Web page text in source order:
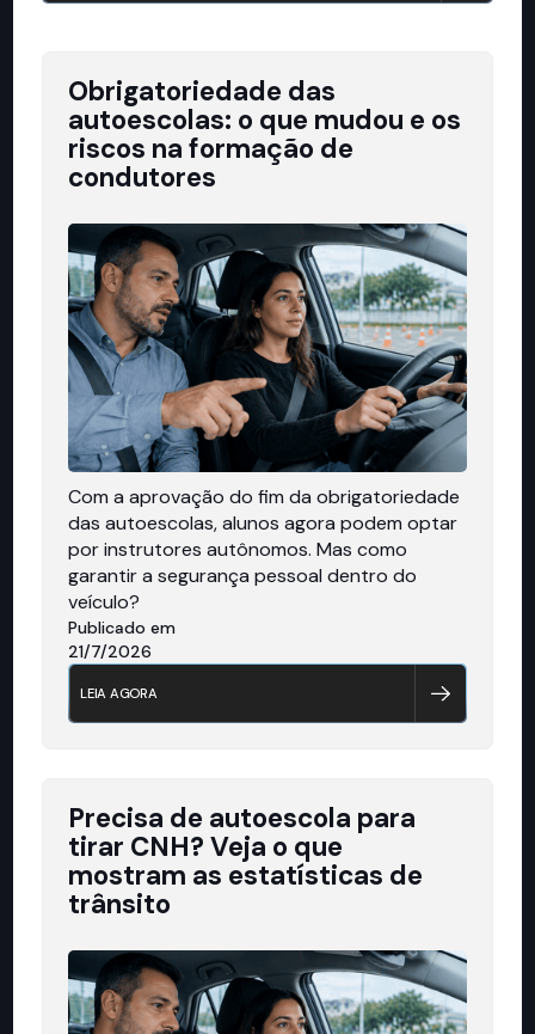
Obrigatoriedade das
autoescolas: o que mudou e os
riscos na formação de
condutores
Com a aprovação do fim da obrigatoriedade
das autoescolas, alunos agora podem optar
por instrutores autônomos. Mas como
garantir a segurança pessoal dentro do
veículo?
Publicado em
21/7/2026
LEIA AGORA
Precisa de autoescola para
tirar CNH? Veja o que
mostram as estatísticas de
trânsito